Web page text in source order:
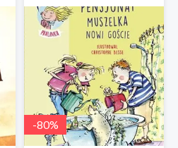
-80%